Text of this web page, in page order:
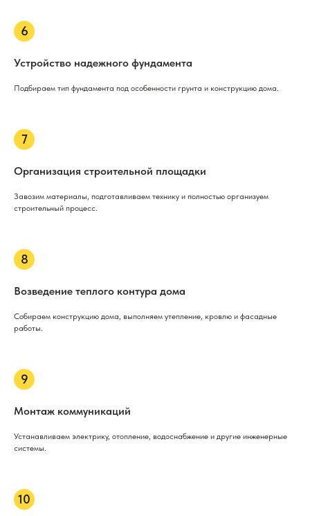
Устройство надежного фундамента
Подбираем тип фундамента под особенности грунта и конструкцию дома.
Организация строительной площадки
Завозим материалы, подготавливаем технику и полностью организуем
строительный процесс.
Возведение теплого контура дома
Собираем конструкцию дома, выполняем утепление, кровлю и фасадные
работы.
Монтаж коммуникаций
Устанавливаем электрику, отопление, водоснабжение и другие инженерные
системы.